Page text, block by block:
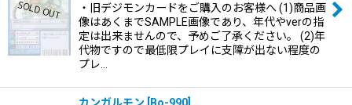
・旧デジモンカードをご購入のお客様へ (1)商品画
像はあくまでSAMPLE画像であり、年代やverの指
定は出来ませんので、予めご了承ください。 (2)年
代物ですので最低限プレイに支障が出ない程度の
プレ…
カンガルモン Bo-990